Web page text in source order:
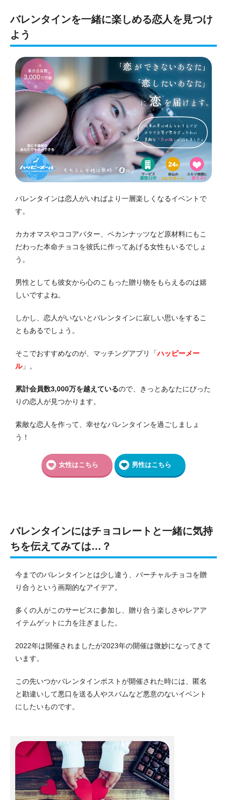
バレンタインを一緒に楽しめる恋人を見つけ
よう
バレンタインは恋人がいればより一層楽しくなるイベントで
す。
カカオマスやココアバター、ペカンナッツなど原材料にもこ
だわった本命チョコを彼氏に作ってあげる女性もいるでしょ
う。
男性としても彼女から心のこもった贈り物をもらえるのは嬉
しいですよね。
しかし、恋人がいないとバレンタインに寂しい思いをするこ
ともあるでしょう。
そこでおすすめなのが、マッチングアプリ「ハッピーメー
ル」。
累計会員数3,000万を越えているので、きっとあなたにぴった
りの恋人が見つかります。
素敵な恋人を作って、幸せなバレンタインを過ごしましょ
う！
女性はこちら 男性はこちら
バレンタインにはチョコレートと一緒に気持
ちを伝えてみては…？
今までのバレンタインとは少し違う、バーチャルチョコを贈
り合うという画期的なアイデア。
多くの人がこのサービスに参加し、贈り合う楽しさやレアア
イテムゲットに力を注ぎました。
2022年は開催されましたが2023年の開催は微妙になってきて
います。
この先いつかバレンタインポストが開催された時には、匿名
と勘違いして悪口を送る人やスパムなど悪意のないイベント
にしたいものです。